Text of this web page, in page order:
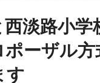
淡路小学
ーザル
す